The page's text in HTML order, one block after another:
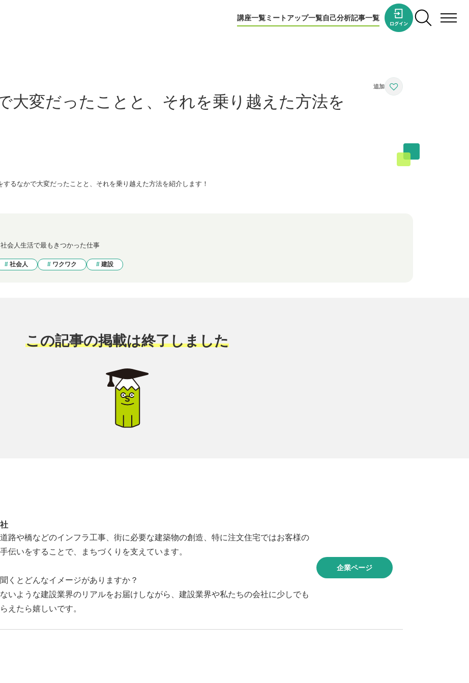
講座一覧ミートアップ一覧自己分析記事一覧
大変だったことと、それを乗り越えた方法を
するなかで大変だったことと、それを乗り越えた方法を紹介します！
会人生活で最もきつかった仕事
社会人 ワクワク 建設
この記事の掲載は終了しました
路や橋などのインフラ工事、街に必要な建築物の創造、特に注文住宅ではお客様の
伝いをすることで、まちづくりを支えています。
くとどんなイメージがありますか？
いような建設業界のリアルをお届けしながら、建設業界や私たちの会社に少しでも
えたら嬉しいです。
企業ページ